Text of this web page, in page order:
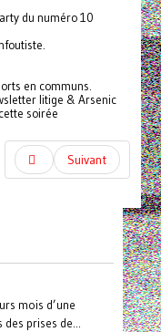
du numéro 10
en communs.
litige & Arsenic
soirée
Suivant
mois d’une
prises de...